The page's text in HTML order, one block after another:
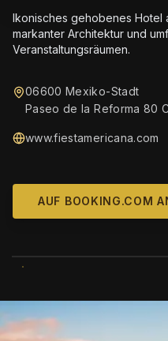
Ikonisches gehobenes Hotel
markanter Architektur und
Veranstaltungsräumen.
06600 Mexiko-Stadt
Paseo de la Reforma 80
www.fiestamericana.com
AUF BOOKING.COM